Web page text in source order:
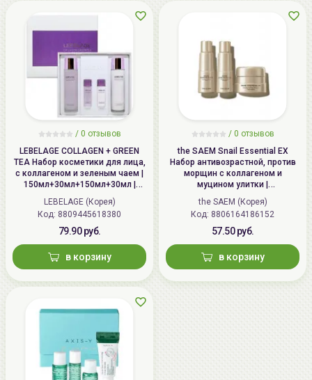
Беларусь:
ООО «Аллкосметикс Групп».
ул.Мележа, д.5, корп.1, пом.233.
+375296092910
group@allcosmetics.by
/ 0 отзывов
LEBELAGE COLLAGEN + GREEN
TEA Набор косметики для лица,
c коллагеном и зеленым чаем |
150мл+30мл+150мл+30мл |
COLLAGEN + GREEN TEA Moisture
2 Set
LEBELAGE (Корея)
Код: 8809445618380
79.90 руб.
в корзину
/ 0 отзывов
the SAEM Snail Essential EX
Набор антивозрастной, против
морщин с коллагеном и
муцином улитки |
31мл+31мл+10мл | Snail
Essential EX Wrinkle Solution
Travel Kit
the SAEM (Корея)
Код: 8806164186152
57.50 руб.
в корзину